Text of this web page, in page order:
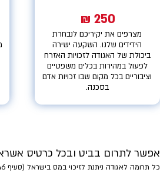
250 ₪
מצרפים את יקיריכם לנבחרת
הידידים שלנו. השקעה ישירה
ביכולת של האגודה לזכויות האזרח
לפעול במהירות בכלים משפטיים
וציבוריים בכל מקום שבו זכויות אדם
בסכנה.
אפשר לתרום בביט ובכל כרטיס
כל תרומה לאגודה ניתנת לזיכוי במס בישראל (סעיף 46א')